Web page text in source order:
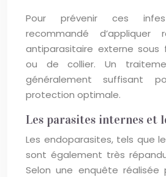
Pour prévenir ces
recommandé d’appliquer
antiparasitaire externe
ou de collier. Un
généralement suffisant
protection optimale.
Les parasites internes et
Les endoparasites, tels que
sont également très
Selon une enquête réalisée